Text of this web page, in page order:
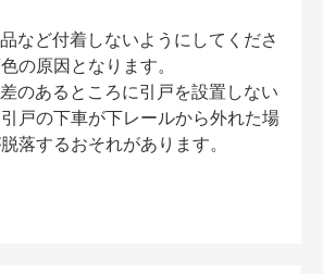
など付着しないようにしてくださ
の原因となります。
のあるところに引戸を設置しない
戸の下車が下レールから外れた場
落するおそれがあります。